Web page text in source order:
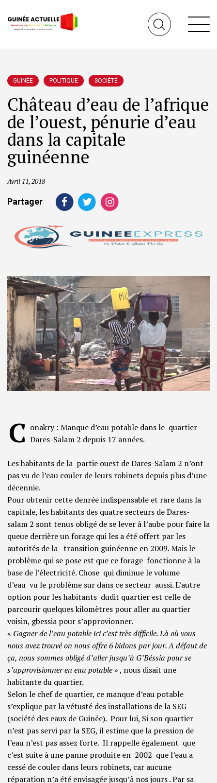
GUINÉE POLITIQUE SOCIÉTÉ
Château d’eau de l’afrique
de l’ouest, pénurie d’eau
dans la capitale
guinéenne
Avril 11, 2018
Partager
C onakry : Manque d’eau potable dans le quartier
Dares-Salam 2 depuis 17 années.
Les habitants de la partie ouest de Dares-Salam 2 n’ont
pas vu de l’eau couler de leurs robinets depuis plus d’une
décennie.
Pour obtenir cette denrée indispensable et rare dans la
capitale, les habitants des quatre secteurs de Dares-
salam 2 sont tenus obligé de se lever à l’aube pour faire la
queue derrière un forage qui les a été offert par les
autorités de la transition guinéenne en 2009. Mais le
problème qui se pose est que ce forage fonctionne à la
base de l’électricité. Chose qui diminue le volume
d’eau vu le problème sur dans ce secteur aussi. L’autre
option pour les habitants dudit quartier est celle de
parcourir quelques kilomètres pour aller au quartier
voisin, gbessia pour s’approvionner.
« Gagner de l’eau potable ici c’est très difficile. Là où vous
nous avez trouvé on nous offre 6 bidons par jour. A défaut de
ça, nous sommes obligé d’aller jusqu’à G’Béssia pour se
s’approvisionner en eau potable » , nous disait une
habitante du quartier.
Selon le chef de quartier, ce manque d’eau potable
s’explique par la vétusté des installations de la SEG
(société des eaux de Guinée). Pour lui, Si son quartier
n’est pas servi par la SEG, il estime que la pression de
l’eau n’est pas assez forte. Il rappelle également que
c’est suite à une panne produite en 2002 que l’eau a
cessé de couler dans leurs robinets, car aucune
réparation n’a été envisagée jusqu’à nos jours . Par sa